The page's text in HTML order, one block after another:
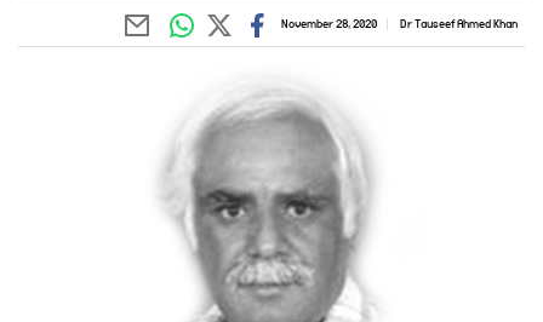
Dr Tauseef Ahmed Khan
November 28, 2020